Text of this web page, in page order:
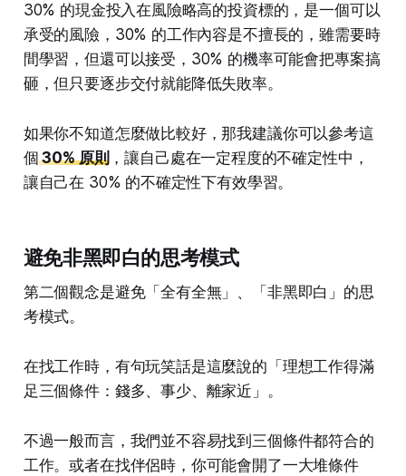
30% 的現金投入在風險略高的投資標的，是一個可以
承受的風險，30% 的工作內容是不擅長的，雖需要時
間學習，但還可以接受，30% 的機率可能會把專案搞
砸，但只要逐步交付就能降低失敗率。
如果你不知道怎麼做比較好，那我建議你可以參考這
個30% 原則 ，讓自己處在一定程度的不確定性中，
讓自己在 30% 的不確定性下有效學習。
避免非黑即白的思考模式
第二個觀念是避免「全有全無」、「非黑即白」的思
考模式。
在找工作時，有句玩笑話是這麼說的「理想工作得滿
足三個條件：錢多、事少、離家近」。
不過一般而言，我們並不容易找到三個條件都符合的
工作。或者在找伴侶時，你可能會開了一大堆條件